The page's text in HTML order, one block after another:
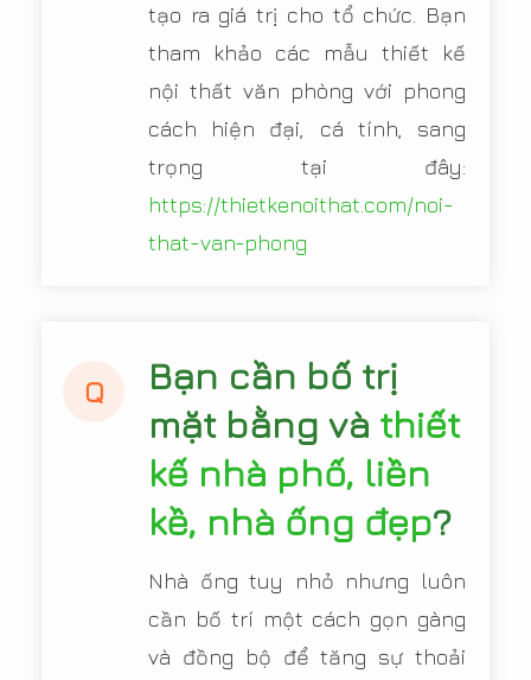
tạo ra giá trị cho tổ chức. Bạn
tham khảo các mẫu thiết kế
nội thất văn phòng với phong
cách hiện đại, cá tính, sang
trọng tại đây:
https://thietkenoithat.com/noi-
that-van-phong
Q
Bạn cần bố trị
mặt bằng và thiết
kế nhà phố, liền
kề, nhà ống đẹp?
Nhà ống tuy nhỏ nhưng luôn
cần bố trí một cách gọn gàng
và đồng bộ để tăng sự thoải